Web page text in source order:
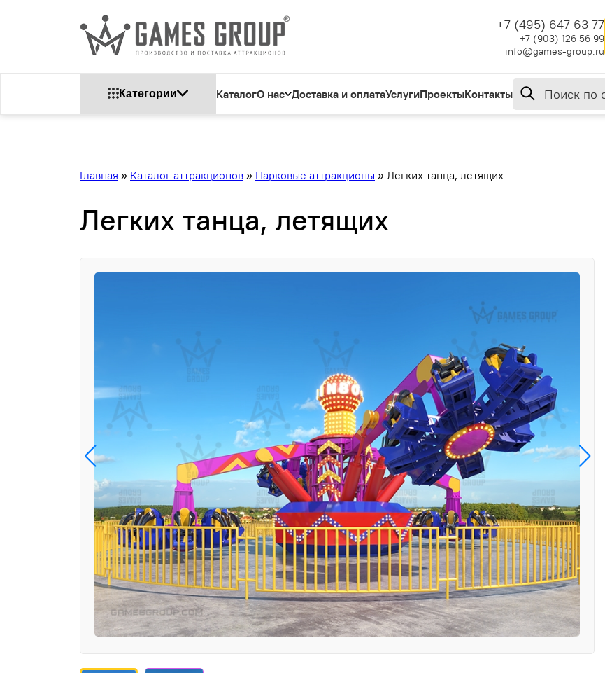
+7 (495) 647 63 77
+7 (903) 126 56 99
info@games-group.ru
Категории КаталогО нас Доставка и оплатаУслугиПроектыКонтакты
Главная » Каталог аттракционов » Парковые аттракционы » Легких танца, летящих
Легких танца, летящих